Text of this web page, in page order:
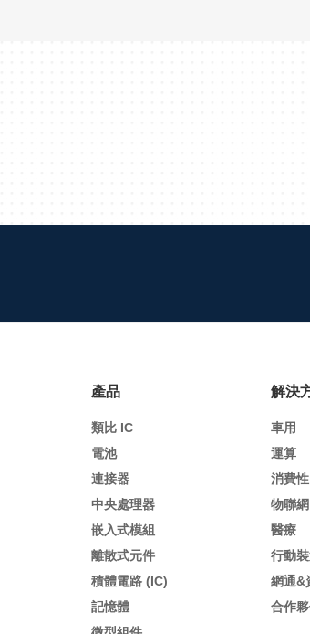
產品
類比 IC
電池
連接器
中央處理器
嵌入式模組
離散式元件
積體電路 (IC)
記憶體
解決
車用
運算
消費
物聯
醫療
行動
網通&
合作